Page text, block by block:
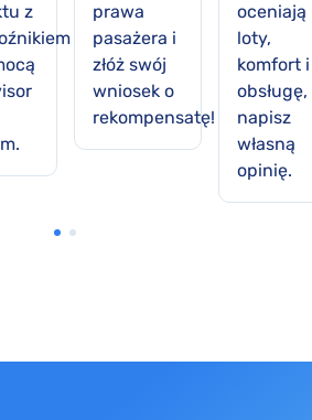
z
prawa
pasażera i
złóż swój
wniosek o
rekompensatę!
oceniają
loty,
komfort i
obsługę,
napisz
własną
opinię.